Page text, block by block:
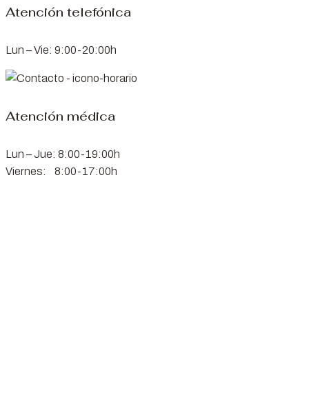
Atención telefónica
Lun – Vie: 9:00-20:00h
Atención médica
Lun – Jue: 8:00-19:00h
Viernes: 8:00-17:00h